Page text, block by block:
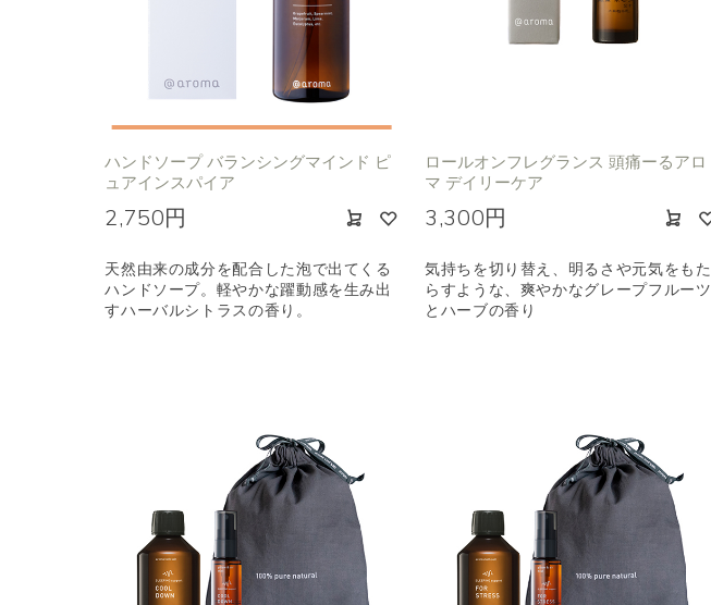
ハンドソープ バランシングマインド ピ
ュアインスパイア
2,750円
天然由来の成分を配合した泡で出てくる
ハンドソープ。軽やかな躍動感を生み出
すハーバルシトラスの香り。
ロールオンフレグランス 頭痛ーるアロ
マ デイリーケア
3,300円
気持ちを切り替え、明るさや元気をもた
らすような、爽やかなグレープフルーツ
とハーブの香り